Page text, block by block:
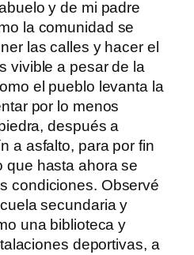
y de mi padre
la comunidad se
las calles y hacer el
vivible a pesar de la
el pueblo levanta la
por lo menos
después a
a asfalto, para por fin
que hasta ahora se
condiciones. Observé
secundaria y
una biblioteca y
deportivas, a